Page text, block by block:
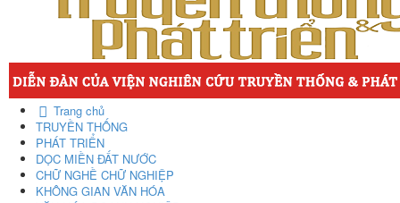
Trang chủ
TRUYỀN THỐNG
PHÁT TRIỂN
DỌC MIỀN ĐẤT NƯỚC
CHỮ NGHỀ CHỮ NGHIỆP
KHÔNG GIAN VĂN HÓA